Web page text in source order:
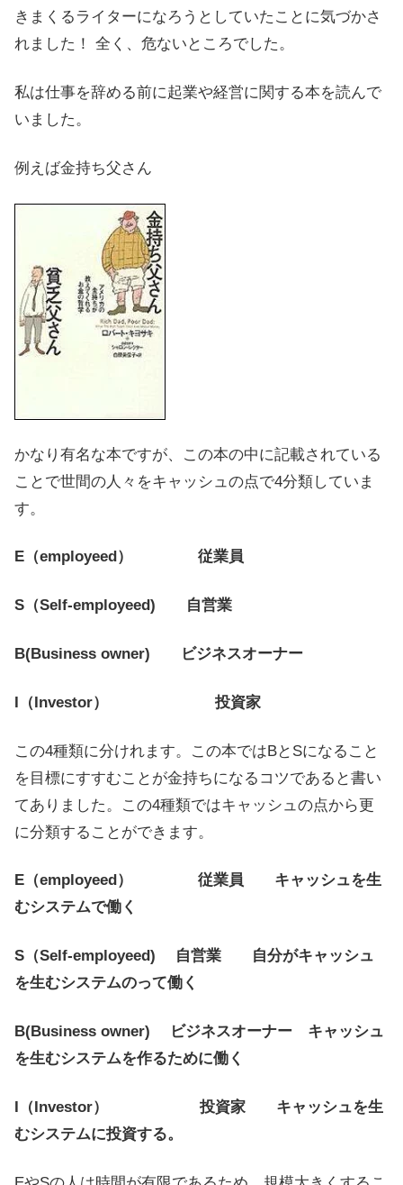
きまくるライターになろうとしていたことに気づかさ
れました！ 全く、危ないところでした。
私は仕事を辞める前に起業や経営に関する本を読んで
いました。
例えば金持ち父さん
かなり有名な本ですが、この本の中に記載されている
ことで世間の人々をキャッシュの点で4分類していま
す。
E（employeed） 従業員
S（Self-employeed) 自営業
B(Business owner) ビジネスオーナー
I（Investor） 投資家
この4種類に分けれます。この本ではBとSになること
を目標にすすむことが金持ちになるコツであると書い
てありました。この4種類ではキャッシュの点から更
に分類することができます。
E（employeed） 従業員 キャッシュを生
むシステムで働く
S（Self-employeed) 自営業 自分がキャッシュ
を生むシステムのって働く
B(Business owner) ビジネスオーナー キャッシュ
を生むシステムを作るために働く
I（Investor） 投資家 キャッシュを生
むシステムに投資する。